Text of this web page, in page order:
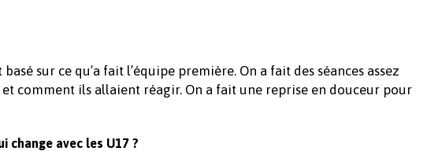
sur ce qu’a fait l’équipe première. On a fait des séances assez
et comment ils allaient réagir. On a fait une reprise en douceur pour
change avec les U17 ?